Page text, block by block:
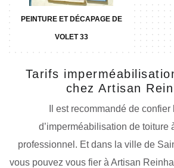
PEINTURE ET DÉCAPAGE DE
VOLET 33
Tarifs
chez Artisan
Il est recommandé de
d’imperméabilisation de toiture
professionnel. Et dans la ville de
vous pouvez vous fier à Artisan